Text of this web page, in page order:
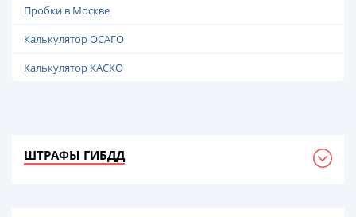
Пробки в Москве
Калькулятор ОСАГО
Калькулятор КАСКО
ШТРАФЫ ГИБДД